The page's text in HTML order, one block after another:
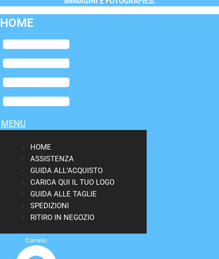
HOME
Flyout
Menu
MENU
HOME
ASSISTENZA
GUIDA ALL’ACQUISTO
CARICA QUI IL TUO LOGO
GUIDA ALLE TAGLIE
SPEDIZIONI
RITIRO IN NEGOZIO
Carrello